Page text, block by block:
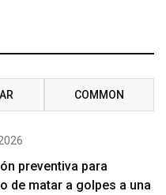
COMMON
preventiva para
de matar a golpes a una